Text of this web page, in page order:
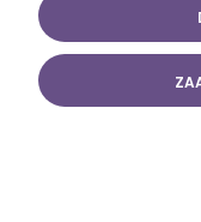
Statuetka